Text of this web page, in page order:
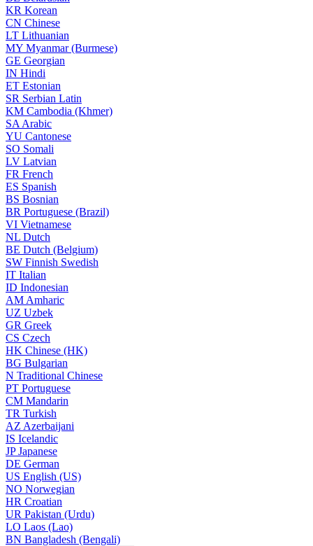
KR Korean
CN Chinese
LT Lithuanian
MY Myanmar (Burmese)
GE Georgian
IN Hindi
ET Estonian
SR Serbian Latin
KM Cambodia (Khmer)
SA Arabic
YU Cantonese
SO Somali
LV Latvian
FR French
ES Spanish
BS Bosnian
BR Portuguese (Brazil)
VI Vietnamese
NL Dutch
BE Dutch (Belgium)
SW Finnish Swedish
IT Italian
ID Indonesian
AM Amharic
UZ Uzbek
GR Greek
CS Czech
HK Chinese (HK)
BG Bulgarian
N Traditional Chinese
PT Portuguese
CM Mandarin
TR Turkish
AZ Azerbaijani
IS Icelandic
JPJapanese
DE German
US English (US)
NO Norwegian
HR Croatian
UR Pakistan (Urdu)
LO Laos (Lao)
BN Bangladesh (Bengali)